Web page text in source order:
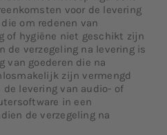
voor de levering
om redenen van
of hygiëne niet geschikt zijn
de verzegeling na levering is
van goederen die na
zijn vermengd
levering van audio- of
in een
de verzegeling na